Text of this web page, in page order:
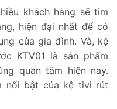
khách hàng sẽ tìm
hiện đại nhất để có
của gia đình. Và, kệ
KTV01 là sản phẩm
quan tâm hiện nay.
nổi bật của kệ tivi rút